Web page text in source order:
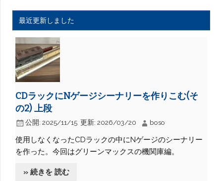
最近更新しました
CDラックにNゲージシーナリーを作りこむ(そ
の2) 上段
公開: 2025/11/15 更新: 2026/03/20 boso
使用しなくなったCDラックの中にNゲージのシーナリー
を作った。今回はグリーンマックスの機関庫編。
» 続きを 読む